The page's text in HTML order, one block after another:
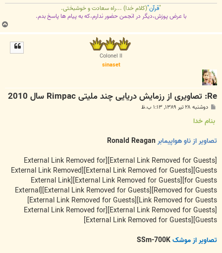
"قرآن"(کلام خدا) ...راه سعادت و خوشبختی.
با عرض پوزش،دیگر در انجمن حضور ندارم،که به پیام ها پاسخ بدم.
Colonel II
sinaset
Re: تصاویری از رزمایش دریایی چند ملیتی Rimpac سال 2010
ت
دوشنبه ۲۸ تیر ۱۳۸۹, ۱:۱۳ ب.ظ
بنام خدا
تصاویر از ناو هواپیمابرRonald Reagan
[External Link Removed for Guests]
[External Link Removed for
Guests]
[External Link Removed for Guests]
[External Link Removed
for Guests]
[External Link Removed for Guests]
[External Link
Removed for Guests]
[External Link Removed for Guests]
[External
Link Removed for Guests]
[External Link Removed for Guests]
[External Link Removed for Guests]
[External Link Removed for
Guests]
[External Link Removed for Guests]
تصاویر از موشک